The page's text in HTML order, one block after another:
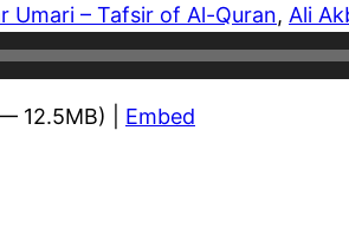
Umari – Tafsir of Al-Quran, Ali
12.5MB) | Embed